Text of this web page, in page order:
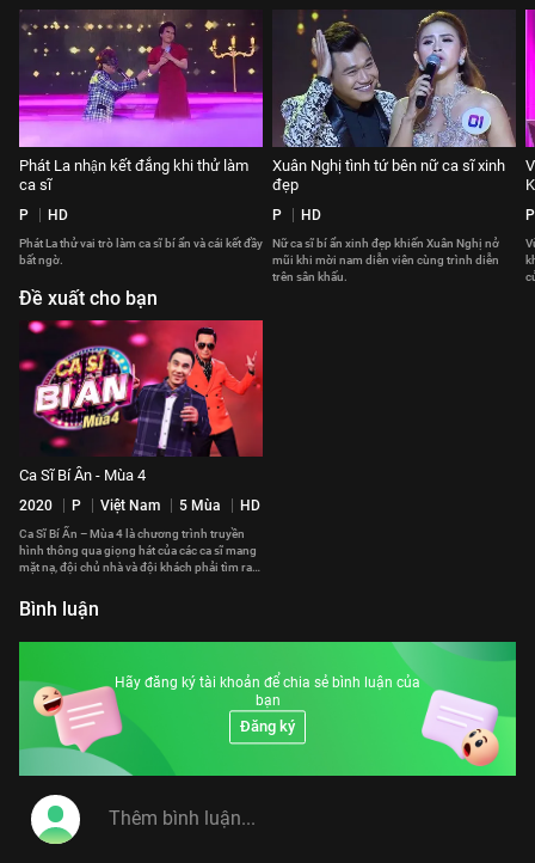
Phát La nhận kết đắng khi thử làm
ca sĩ
P HD
Phát La thử vai trò làm ca sĩ bí ẩn và cái kết đầy
bất ngờ.
Xuân Nghị tình tứ bên nữ ca sĩ xinh
đẹp
P HD
Nữ ca sĩ bí ẩn xinh đẹp khiến Xuân Nghị nở
mũi khi mời nam diễn viên cùng trình diễn
trên sân khấu.
P
Đề xuất cho bạn
Ca Sĩ Bí Ẩn - Mùa 4
2020 P Việt Nam 5 Mùa HD
Ca Sĩ Bí Ẩn – Mùa 4 là chương trình truyền
hình thông qua giọng hát của các ca sĩ mang
mặt nạ, đội chủ nhà và đội khách phải tìm ra
Bình luận
Hãy đăng ký tài khoản để chia sẻ bình luận của
bạn
Đăng ký